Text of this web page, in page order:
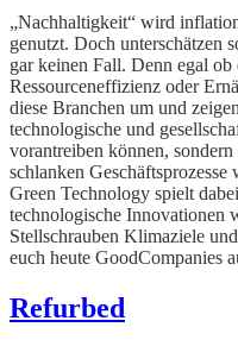
„Nachhaltigkeit“ wird
genutzt. Doch unterschätzen
gar keinen Fall. Denn egal
Ressourceneffizienz oder
diese Branchen um und
technologische und
vorantreiben können,
schlanken
Green Technology spielt
technologische Innovationen
Stellschrauben Klimaziele
euch heute GoodCompanies
Refurbed